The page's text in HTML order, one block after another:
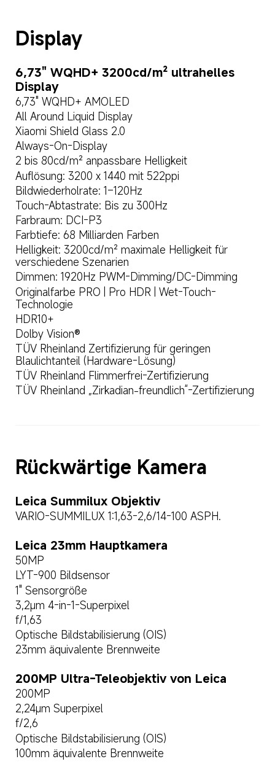
Display
6,73" WQHD+ 3200cd/m² ultrahelles
Display
6,73" WQHD+ AMOLED
All Around Liquid Display
Xiaomi Shield Glass 2.0
Always-On-Display
2 bis 80cd/m² anpassbare Helligkeit
Auflösung: 3200 x 1440 mit 522ppi
Bildwiederholrate: 1–120Hz
Touch-Abtastrate: Bis zu 300Hz
Farbraum: DCI-P3
Farbtiefe: 68 Milliarden Farben
Helligkeit: 3200cd/m² maximale Helligkeit für
verschiedene Szenarien
Dimmen: 1920Hz PWM-Dimming/DC-Dimming
Originalfarbe PRO | Pro HDR | Wet-Touch-
Technologie
HDR10+
Dolby Vision®
TÜV Rheinland Zertifizierung für geringen
Blaulichtanteil (Hardware-Lösung)
TÜV Rheinland Flimmerfrei-Zertifizierung
TÜV Rheinland „Zirkadian-freundlich“-Zertifizierung
Rückwärtige Kamera
Leica Summilux Objektiv
VARIO-SUMMILUX 1:1,63-2,6/14-100 ASPH.
Leica 23mm Hauptkamera
50MP
LYT-900 Bildsensor
1" Sensorgröße
3,2μm 4-in-1-Superpixel
f/1,63
Optische Bildstabilisierung (OIS)
23mm äquivalente Brennweite
200MP Ultra-Teleobjektiv von Leica
200MP
2,24μm Superpixel
f/2,6
Optische Bildstabilisierung (OIS)
100mm äquivalente Brennweite